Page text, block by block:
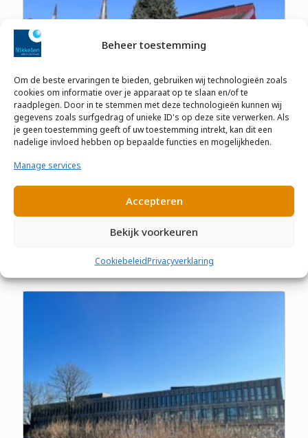
Beheer toestemming
Om de beste ervaringen te bieden, gebruiken wij technologieën zoals
cookies om informatie over je apparaat op te slaan en/of te
raadplegen. Door in te stemmen met deze technologieën kunnen wij
gegevens zoals surfgedrag of unieke ID's op deze site verwerken. Als
je geen toestemming geeft of uw toestemming intrekt, kan dit een
nadelige invloed hebben op bepaalde functies en mogelijkheden.
Manage services
Accepteren
Bekijk voorkeuren
CookiebeleidPrivacyverklaring
Nieuwbouw MFA Asten
muzieklokalen, bibliotheek, theater (podium), huiskamer
en kantoren.
Lees meer